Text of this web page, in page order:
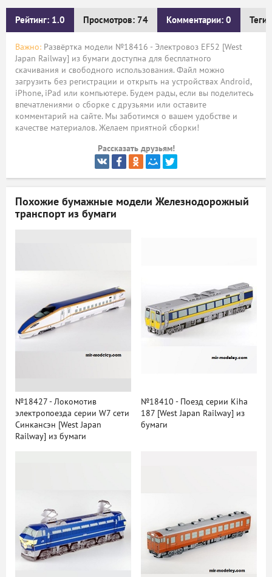
Рейтинг: 1.0 Просмотров: 74 Комментарии: 0 Теги:
Важно: Развёртка модели №18416 - Электровоз EF52 [West
Japan Railway] из бумаги доступна для бесплатного
скачивания и свободного использования. Файл можно
загрузить без регистрации и открыть на устройствах Android,
iPhone, iPad или компьютере. Будем рады, если вы поделитесь
впечатлениями о сборке с друзьями или оставите
комментарий на сайте. Мы заботимся о вашем удобстве и
качестве материалов. Желаем приятной сборки!
Рассказать друзьям!
Похожие бумажные модели Железнодорожный
транспорт из бумаги
№18427 - Локомотив
электропоезда серии W7 сети
Синкансэн [West Japan
Railway] из бумаги
№18410 - Поезд серии Kiha
187 [West Japan Railway] из
бумаги